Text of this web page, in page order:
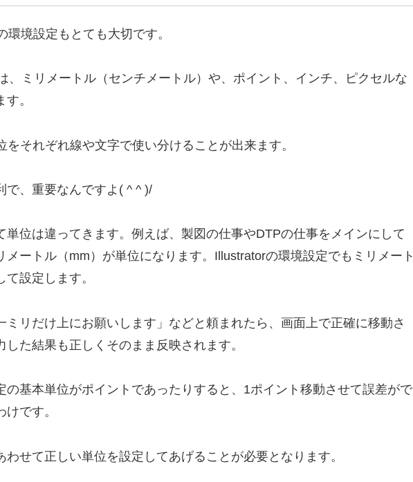
環境設定もとても大切です。
、ミリメートル（センチメートル）や、ポイント、インチ、ピクセルな
。
をそれぞれ線や文字で使い分けることが出来ます。
で、重要なんですよ( ^ ^ )/
単位は違ってきます。例えば、製図の仕事やDTPの仕事をメインにして
メートル（mm）が単位になります。Illustratorの環境設定でもミリメート
設定します。
ミリだけ上にお願いします」などと頼まれたら、画面上で正確に移動さ
した結果も正しくそのまま反映されます。
の基本単位がポイントであったりすると、1ポイント移動させて誤差がで
です。
わせて正しい単位を設定してあげることが必要となります。